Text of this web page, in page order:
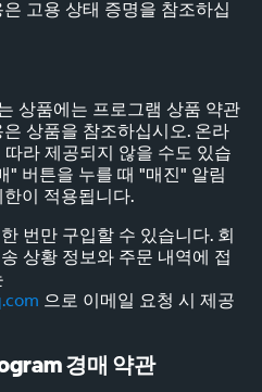
고용 상태 증명을 참조하십
상품에는 프로그램 상품 약관
상품을 참조하십시오. 온라
라 제공되지 않을 수도 있습
" 버튼을 누를 때 "매진" 알림
이 적용됩니다.
번만 구입할 수 있습니다. 회
상황 정보와 주문 내역에 접
으로 이메일 요청 시 제공
경매 약관